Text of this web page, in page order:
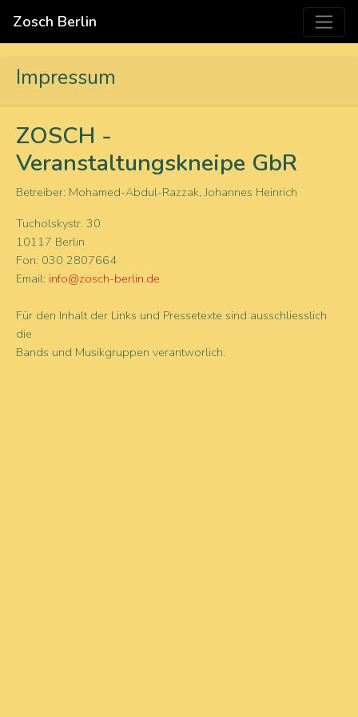
Zosch Berlin
Impressum
ZOSCH -
Veranstaltungskneipe GbR
Betreiber: Mohamed-Abdul-Razzak, Johannes Heinrich
Tucholskystr. 30
10117 Berlin
Fon: 030 2807664
Email: info@zosch-berlin.de
Für den Inhalt der Links und Pressetexte sind ausschliesslich
die
Bands und Musikgruppen verantworlich.